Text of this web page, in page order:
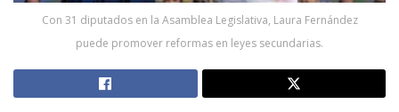
Con 31 diputados en la Asamblea Legislativa, Laura Fernández
puede promover reformas en leyes secundarias.